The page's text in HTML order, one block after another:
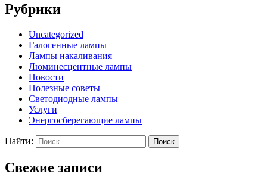
Рубрики
Uncategorized
Галогенные лампы
Лампы накаливания
Люминесцентные лампы
Новости
Полезные советы
Светодиодные лампы
Услуги
Энергосберегающие лампы
Найти:
Свежие записи